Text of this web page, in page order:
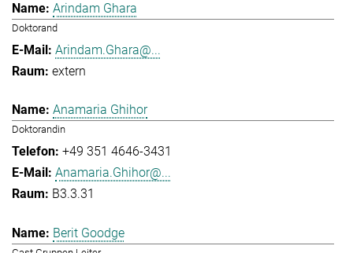
Arindam Ghara
Doktorand
Arindam.Ghara@...
extern
Anamaria Ghihor
Doktorandin
+49 351 4646-3431
Anamaria.Ghihor@...
B3.3.31
Berit Goodge